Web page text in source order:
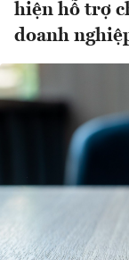
hiện hỗ trợ
doanh